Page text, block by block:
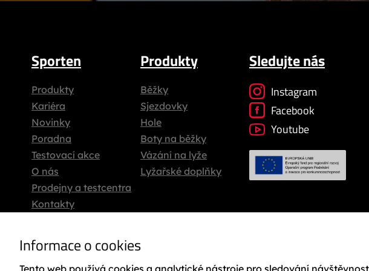
Sporten
Produkty
Kariéra
Novinky
Poradna
Testovací akce
O nás
Prodejny a testcentra
Kontakty
Produkty
Běžky
Sjezdovky
Hole
Boty na běžky
Vázání na lyže
Lyžařské doplňky
Sledujte nás
Instagram
Facebook
Youtube
Informace o cookies
Tento web používá cookies a analytické nástroje pro sledování